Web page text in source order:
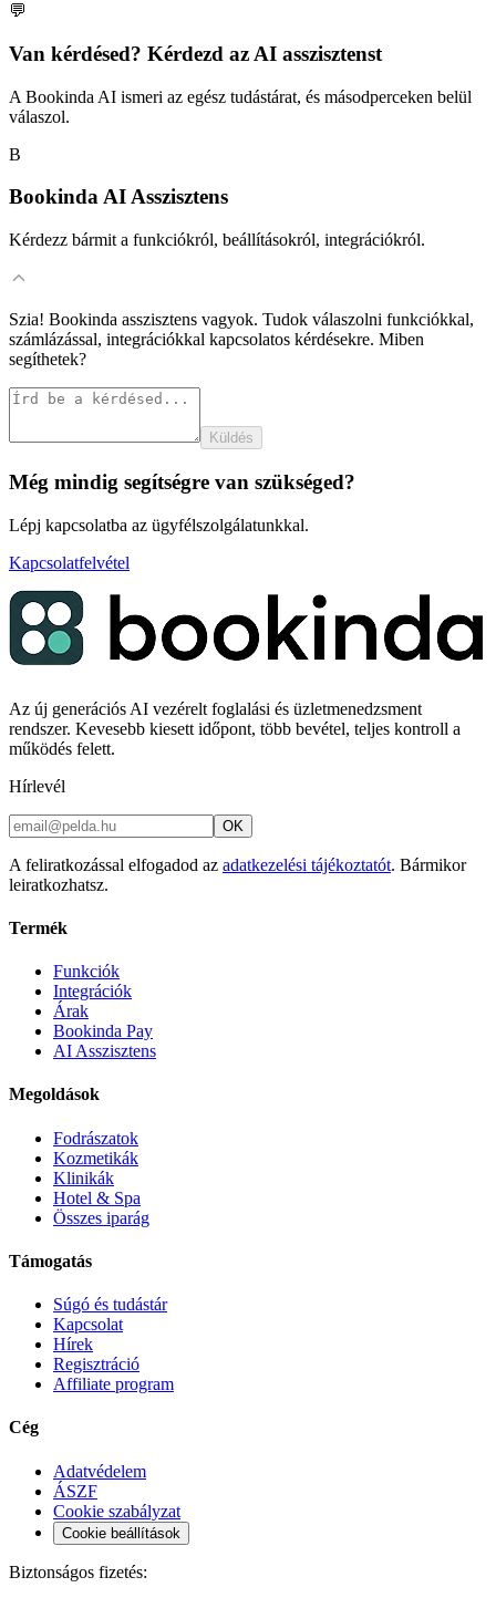
💬
Van kérdésed? Kérdezd az AI asszisztenst
A Bookinda AI ismeri az egész tudástárat, és másodperceken belül
válaszol.
B
Bookinda AI Asszisztens
Kérdezz bármit a funkciókról, beállításokról, integrációkról.
Szia! Bookinda asszisztens vagyok. Tudok válaszolni funkciókkal,
számlázással, integrációkkal kapcsolatos kérdésekre. Miben
segíthetek?
Küldés
Még mindig segítségre van szükséged?
Lépj kapcsolatba az ügyfélszolgálatunkkal.
Kapcsolatfelvétel
Az új generációs AI vezérelt foglalási és üzletmenedzsment
rendszer. Kevesebb kiesett időpont, több bevétel, teljes kontroll a
működés felett.
Hírlevél
OK
A feliratkozással elfogadod az adatkezelési tájékoztatót. Bármikor
leiratkozhatsz.
Termék
Funkciók
Integrációk
Árak
Bookinda Pay
AI Asszisztens
Megoldások
Fodrászatok
Kozmetikák
Klinikák
Hotel & Spa
Összes iparág
Támogatás
Súgó és tudástár
Kapcsolat
Hírek
Regisztráció
Affiliate program
Cég
Adatvédelem
ÁSZF
Cookie szabályzat
Cookie beállítások
Biztonságos fizetés: